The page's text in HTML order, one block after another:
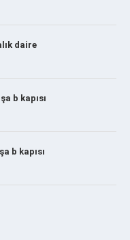
daire
b kapısı
b kapısı